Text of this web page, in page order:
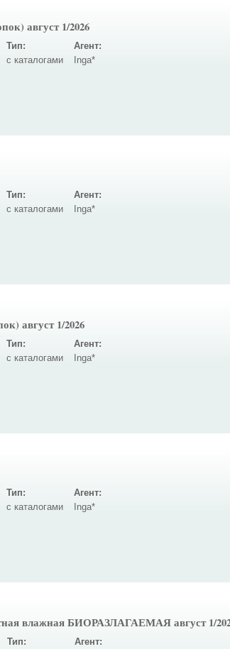
август 1/2026
Тип:
с каталогами
Агент:
Inga*
Тип:
с каталогами
Агент:
Inga*
август 1/2026
Тип:
с каталогами
Агент:
Inga*
Тип:
с каталогами
Агент:
Inga*
влажная БИОРАЗЛАГАЕМАЯ август 1/
Тип:
Агент: